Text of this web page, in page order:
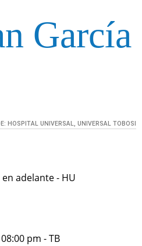
García
HOSPITAL UNIVERSAL, UNIVERSAL TOBOSI
en adelante - HU
pm - TB